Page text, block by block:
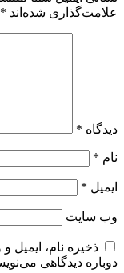
علامت‌گذاری شده‌اند *
دیدگاه *
نام *
ایمیل *
وب‌ سایت
ذخیره نام، ایمیل
دوباره دیدگاهی